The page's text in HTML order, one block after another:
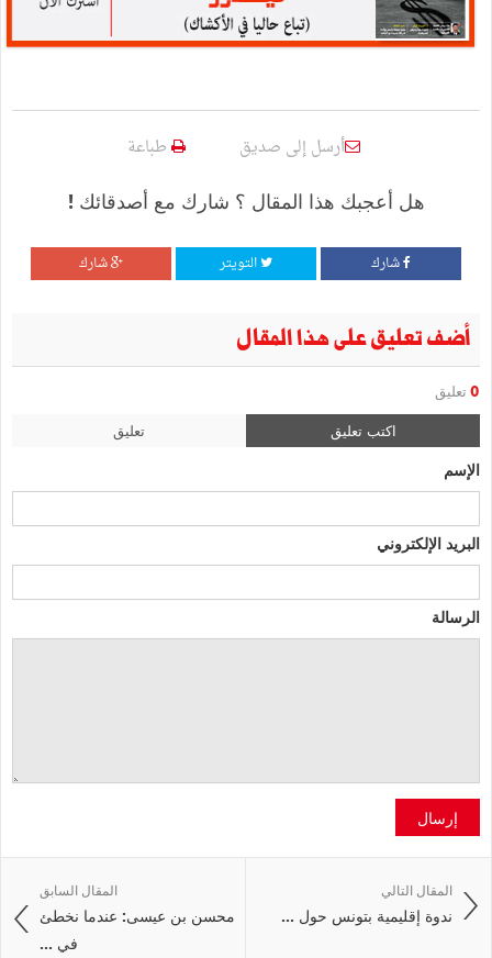
أرسل إلى صديق طباعة
هل أعجبك هذا المقال ؟ شارك مع أصدقائك !
شارك التويتر شارك
أضف تعليق على هذا المقال
0 تعليق
اكتب تعليق تعليق
الإسم
البريد الإلكتروني
الرسالة
إرسال
المقال السابق
محسن بن عيسى: عندما نخطئ
في ...
المقال التالي
ندوة إقليمية بتونس حول ...